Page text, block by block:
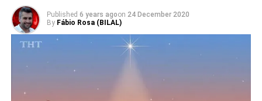
Published 6 years agoon 24 December 2020
By Fábio Rosa (BILAL)